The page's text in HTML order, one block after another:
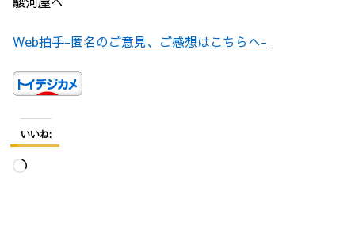
Web拍手-匿名のご意見、ご感想はこちらへ-
いいね:
読